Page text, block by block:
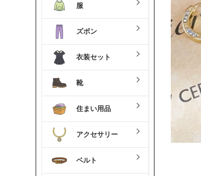
服
ズボン
衣装セット
靴
住まい用品
アクセサリー
ベルト